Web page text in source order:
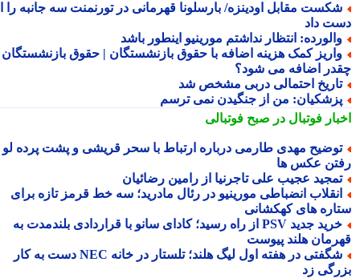
مقابل اودینزه/ بارسلونا قهرمانی در تورنمنت سه جانبه را از
داد
انتظار نداشتم مورینیو اینطور باشد
کمک هزینه اضافه با حقوق بازنشستگان | حقوق بازنشستگان
اضافه می شود؟
احتمالی دربی مشخص شد
من از جنگیدن نمی ترسم
فوتبال در صبح فوتبالی
مهدی طارمی درباره ارتباط با سحر قریشی و پشت پرده لو
عکس ها
عجیب علی تاجرنیا از رامین رضائیان
انضباطی مورینیو در رئال مادرید؛ سه خط قرمز تازه برای
های کهکشانی
خرید جدید PSV از راه رسید؛ کادای سانو با قراردادی بلندمدت به
هلند پیوست
شگفتی در هفته اول لیگ هلند؛ تلستار در خانه NEC دست به کار
زد